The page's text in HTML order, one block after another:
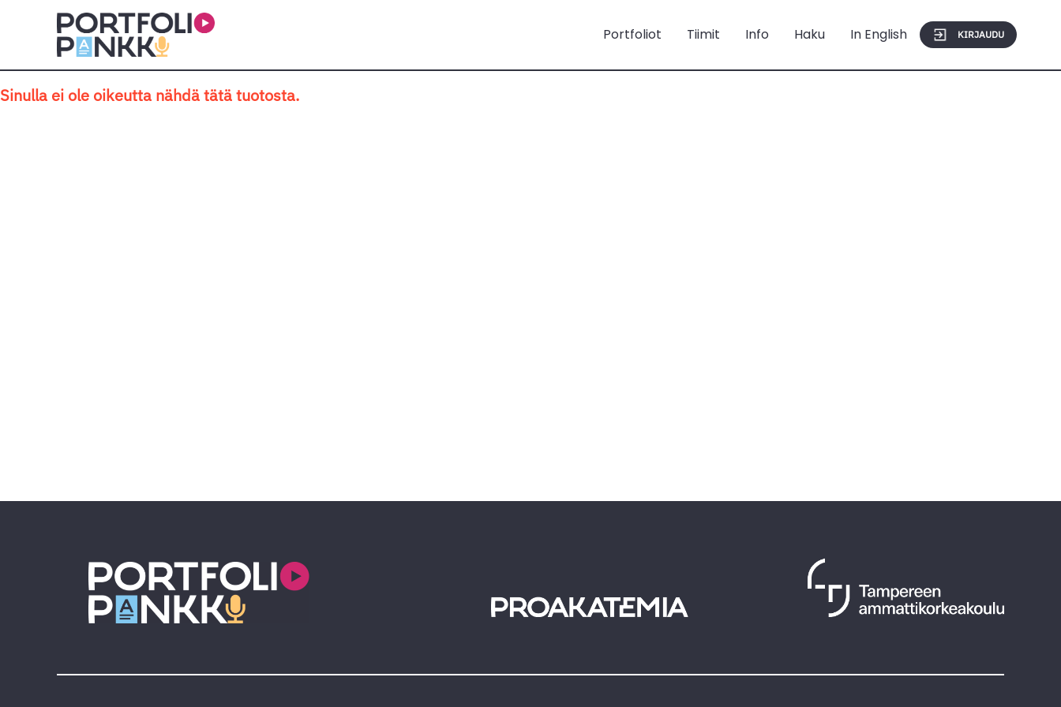
Siirry sisältöön
Portfoliot Tiimit Info Haku In English KIRJAUDU
Sinulla ei ole oikeutta nähdä tätä tuotosta.